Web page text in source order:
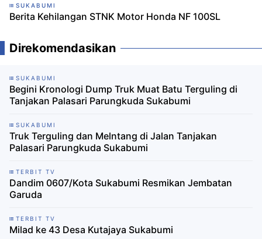
SUKABUMI
Berita Kehilangan STNK Motor Honda NF 100SL
Direkomendasikan
SUKABUMI
Begini Kronologi Dump Truk Muat Batu Terguling di
Tanjakan Palasari Parungkuda Sukabumi
SUKABUMI
Truk Terguling dan Melntang di Jalan Tanjakan
Palasari Parungkuda Sukabumi
TERBIT TV
Dandim 0607/Kota Sukabumi Resmikan Jembatan
Garuda
TERBIT TV
Milad ke 43 Desa Kutajaya Sukabumi